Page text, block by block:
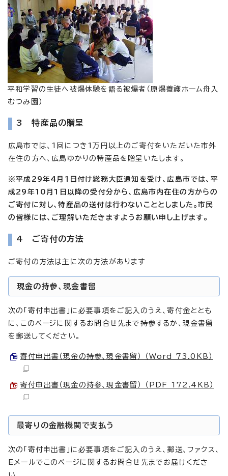
平和学習の生徒へ被爆体験を語る被爆者（原爆養護ホーム舟入
むつみ園）
3 特産品の贈呈
広島市では、1回につき1万円以上のご寄付をいただいた市外
在住の方へ、広島ゆかりの特産品を贈呈いたします。
※平成29年4月1日付け総務大臣通知を受け、広島市では、平
成29年10月1日以降の受付分から、広島市内在住の方からの
ご寄付に対し、特産品の送付は行わないこととしました。市民
の皆様には、ご理解いただきますようお願い申し上げます。
4 ご寄付の方法
ご寄付の方法は主に次の方法があります
現金の持参、現金書留
次の「寄付申出書」に必要事項をご記入のうえ、寄付金ととも
に、このページに関するお問合せ先まで持参するか、現金書留
を郵送してください。
寄付申出書（現金の持参、現金書留） （Word 73.0KB）
寄付申出書（現金の持参、現金書留） （PDF 172.4KB）
最寄りの金融機関で支払う
次の「寄付申出書」に必要事項をご記入のうえ、郵送、ファクス、
Eメールでこのページに関するお問合せ先までお届けくださ